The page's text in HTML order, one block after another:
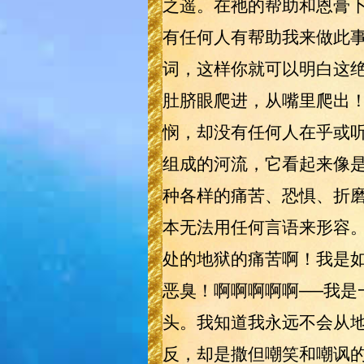
之遥。在祂的帮助和恩膏
有任何人有帮助我来做此
词，这样你就可以明白这
肚脐眼爬进，从嘴里爬出
悯，却没有任何人在乎或
组成的河流，它看起来像
种各样的痛苦、恐惧、折
本无法用任何言语来形容
处的地狱的痛苦啊！我是
恶臭！啊啊啊啊啊──我是
头。我知道我永远不会从
反，却是撒但嘲笑和嘲讽